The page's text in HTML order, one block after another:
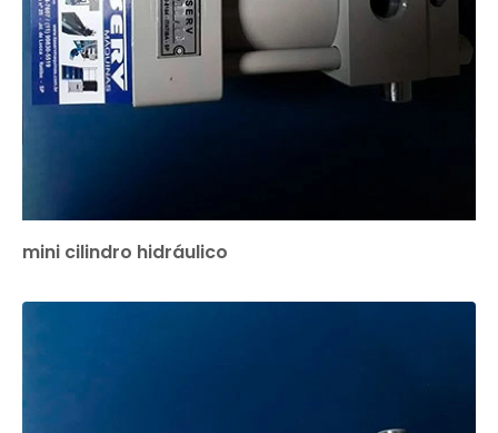
mini cilindro hidráulico